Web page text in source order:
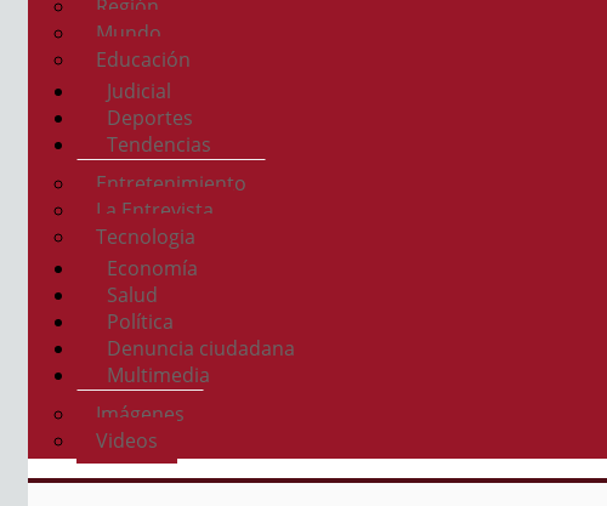
Región
Mundo
Educación
Judicial
Deportes
Tendencias
Entretenimiento
La Entrevista
Tecnologia
Economía
Salud
Política
Denuncia ciudadana
Multimedia
Imágenes
Videos